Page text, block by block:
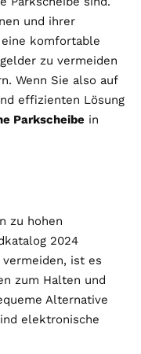
und ihrer
komfortable
zu vermeiden
Wenn Sie also auf
effizienten Lösung
Parkscheibe in
zu hohen
2024
ist es
zum Halten und
Alternative
elektronische